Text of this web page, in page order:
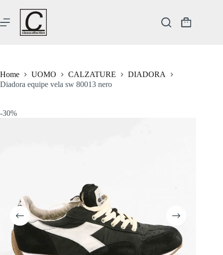
contenuto
Carrello
Home UOMO CALZATURE
DIADORA
Diadora equipe vela sw 80013 nero
-30%